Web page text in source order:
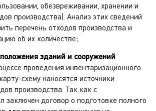
обезвреживании, хранении и
производства). Анализ этих сведений
перечень отходов производства и
об их количестве;
зданий и сооружений
проведения инвентаризационного
схему наносятся источники
производства. Так как с
заключен договор о подготовке полного